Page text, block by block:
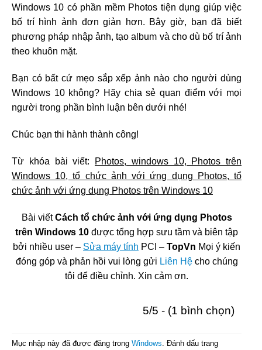
Windows 10 có phần mềm Photos tiện dụng giúp việc
bố trí hình ảnh đơn giản hơn. Bây giờ, bạn đã biết
phương pháp nhập ảnh, tạo album và cho dù bố trí ảnh
theo khuôn mặt.
Bạn có bất cứ mẹo sắp xếp ảnh nào cho người dùng
Windows 10 không? Hãy chia sẻ quan điểm với mọi
người trong phần bình luận bên dưới nhé!
Chúc bạn thi hành thành công!
Từ khóa bài viết:
Photos, windows 10, Photos trên
Windows 10, tổ chức ảnh với ứng dụng Photos, tổ
chức ảnh với ứng dụng Photos trên Windows 10
Bài viếtCách tổ chức ảnh với ứng dụng Photos
trên Windows 10 được tổng hợp sưu tầm và biên tập
bởi nhiều user – Sửa máy tính PCI – TopVn Mọi ý kiến
đóng góp và phản hồi vui lòng gửi Liên Hệcho chúng
tôi để điều chỉnh. Xin cảm ơn.
5/5 - (1 bình chọn)
Mục nhập này đã được đăng trong Windows. Đánh dấu trang